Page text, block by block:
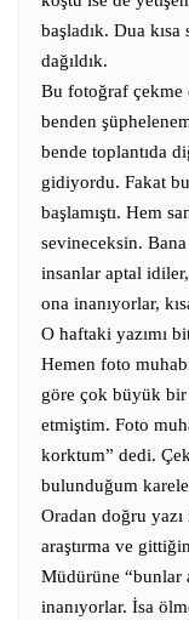
başladık. Dua
dağıldık.
Bu fotoğraf çekme
benden
bende toplantıda
gidiyordu. Fakat
başlamıştı. Hem
sevineceksin.
insanlar aptal
ona inanıyorlar,
O haftaki yazımı
Hemen foto
göre çok büyük bir
etmiştim. Foto
korktum” dedi.
bulunduğum
Oradan doğru
araştırma ve
Müdürüne “bunlar
inanıyorlar. İsa